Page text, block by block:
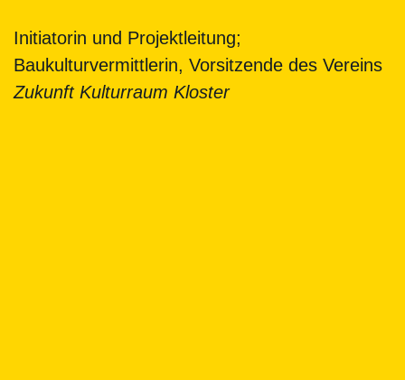
Initiatorin und Projektleitung;
Baukulturvermittlerin, Vorsitzende des Vereins
Zukunft Kulturraum Kloster